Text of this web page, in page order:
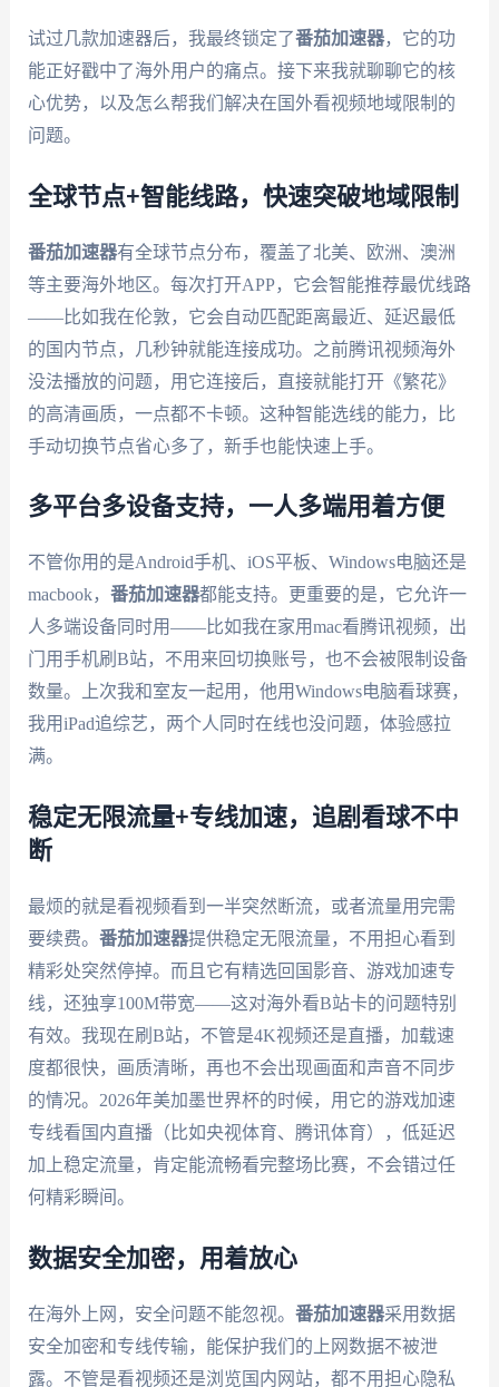
试过几款加速器后，我最终锁定了番茄加速器，它的功
能正好戳中了海外用户的痛点。接下来我就聊聊它的核
心优势，以及怎么帮我们解决在国外看视频地域限制的
问题。
全球节点+智能线路，快速突破地域限制
番茄加速器有全球节点分布，覆盖了北美、欧洲、澳洲
等主要海外地区。每次打开APP，它会智能推荐最优线路
——比如我在伦敦，它会自动匹配距离最近、延迟最低
的国内节点，几秒钟就能连接成功。之前腾讯视频海外
没法播放的问题，用它连接后，直接就能打开《繁花》
的高清画质，一点都不卡顿。这种智能选线的能力，比
手动切换节点省心多了，新手也能快速上手。
多平台多设备支持，一人多端用着方便
不管你用的是Android手机、iOS平板、Windows电脑还是
macbook， 番茄加速器都能支持。更重要的是，它允许一
人多端设备同时用——比如我在家用mac看腾讯视频，出
门用手机刷B站，不用来回切换账号，也不会被限制设备
数量。上次我和室友一起用，他用Windows电脑看球赛，
我用iPad追综艺，两个人同时在线也没问题，体验感拉
满。
稳定无限流量+专线加速，追剧看球不中
断
最烦的就是看视频看到一半突然断流，或者流量用完需
要续费。 番茄加速器提供稳定无限流量，不用担心看到
精彩处突然停掉。而且它有精选回国影音、游戏加速专
线，还独享100M带宽——这对海外看B站卡的问题特别
有效。我现在刷B站，不管是4K视频还是直播，加载速
度都很快，画质清晰，再也不会出现画面和声音不同步
的情况。2026年美加墨世界杯的时候，用它的游戏加速
专线看国内直播（比如央视体育、腾讯体育），低延迟
加上稳定流量，肯定能流畅看完整场比赛，不会错过任
何精彩瞬间。
数据安全加密，用着放心
在海外上网，安全问题不能忽视。 番茄加速器采用数据
安全加密和专线传输，能保护我们的上网数据不被泄
露。不管是看视频还是浏览国内网站，都不用担心隐私